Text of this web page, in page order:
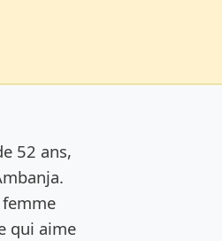
52 ans,
qui aime